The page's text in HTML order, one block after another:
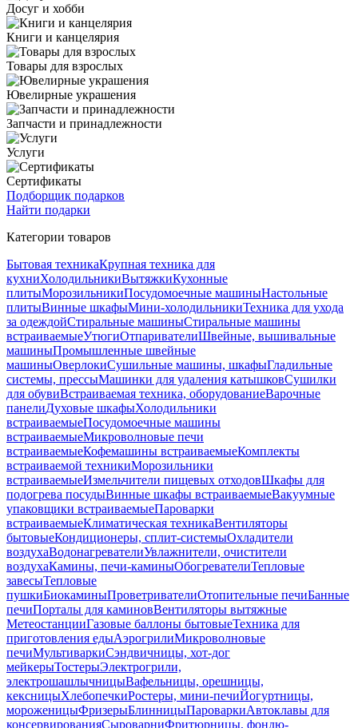
Досуг и хобби
Книги и канцелярия
Товары для взрослых
Ювелирные украшения
Запчасти и принадлежности
Услуги
Сертификаты
Подборщик подарков
Найти подарки
Категории товаров
Бытовая техникаКрупная техника для
кухниХолодильникиВытяжкиКухонные
плитыМорозильникиПосудомоечные машиныНастольные
плитыВинные шкафыМини-холодильникиТехника для ухода
за одеждойСтиральные машиныСтиральные машины
встраиваемыеУтюгиОтпаривателиШвейные, вышивальные
машиныПромышленные швейные
машиныОверлокиСушильные машины, шкафыГладильные
системы, прессыМашинки для удаления катышковСушилки
для обувиВстраиваемая техника, оборудованиеВарочные
панелиДуховые шкафыХолодильники
встраиваемыеПосудомоечные машины
встраиваемыеМикроволновые печи
встраиваемыеКофемашины встраиваемыеКомплекты
встраиваемой техникиМорозильники
встраиваемыеИзмельчители пищевых отходовШкафы для
подогрева посудыВинные шкафы встраиваемыеВакуумные
упаковщики встраиваемыеПароварки
встраиваемыеКлиматическая техникаВентиляторы
бытовыеКондиционеры, сплит-системыОхладители
воздухаВодонагревателиУвлажнители, очистители
воздухаКамины, печи-каминыОбогревателиТепловые
завесыТепловые
пушкиБиокаминыПроветривателиОтопительные печиБанные
печиПорталы для каминовВентиляторы вытяжные
МетеостанцииГазовые баллоны бытовыеТехника для
приготовления едыАэрогрилиМикроволновые
печиМультиваркиСэндвичницы, хот-дог
мейкерыТостерыЭлектрогрили,
электрошашлычницыВафельницы, орешницы,
кексницыХлебопечкиРостеры, мини-печиЙогуртницы,
мороженицыФризерыБлинницыПароваркиАвтоклавы для
консервированияСыроварниФритюрницы, фондю-